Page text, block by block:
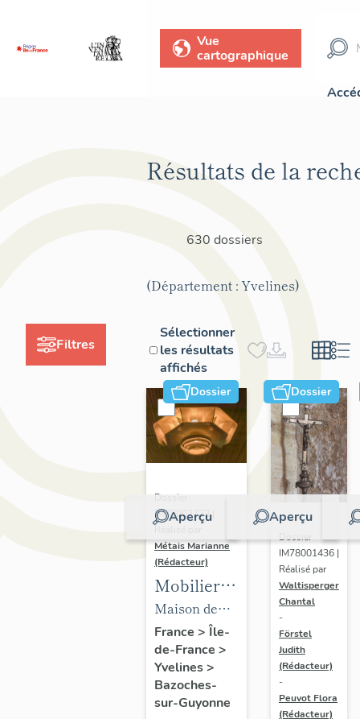
Vue
cartographique
Filtres
Résultats de la
630 dossiers
(Département : Yvelines)
Sélectionner
les résultats
affichés
Dossier
Aperçu
Dossier
IM78002723 |
Métais Marianne
(Rédacteur)
Mobilier
de la
maison
Louis
Carré
Maison de
villégiature
dite maison
Louis Carré
France > Île-
de-France >
Yvelines>
Bazoches-
sur-Guyonne
Dossier
Aperçu
Dossier
IM78001436 |
Réalisé par
Waltisperger
Chantal
-
Förstel
Judith
(Rédacteur)
-
Peuvot Flora
(Rédacteur)